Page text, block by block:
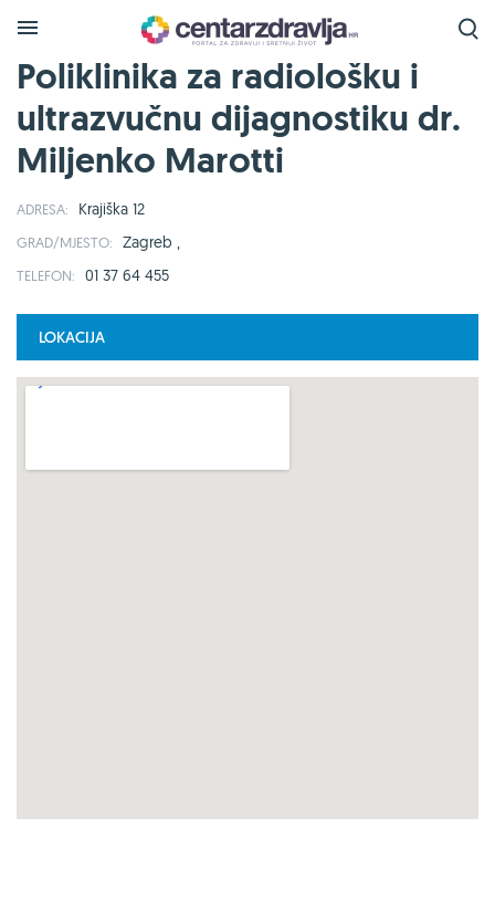
Poliklinika za radiološku i
ultrazvučnu dijagnostiku dr.
Miljenko Marotti
ADRESA: Krajiška 12
GRAD/MJESTO: Zagreb ,
TELEFON: 01 37 64 455
LOKACIJA